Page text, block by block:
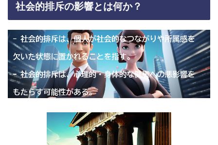
社会的排斥の影響とは何か？